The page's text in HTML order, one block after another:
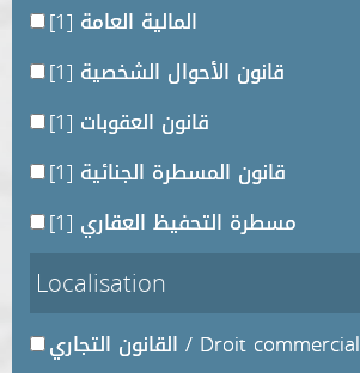
المالية العامة [1]
قانون الأحوال الشخصية [1]
قانون العقوبات [1]
قانون المسطرة الجنائية [1]
مسطرة التحفيظ العقاري [1]
Localisation
القانون التجاري / Droit commercial